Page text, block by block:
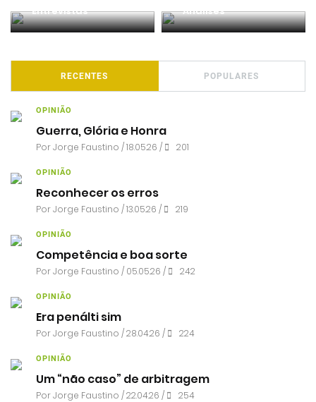
Entrevistas Análises
RECENTES POPULARES
OPINIÃO
Guerra, Glória e Honra
PorJorge Faustino / 18.05.26 / 201
OPINIÃO
Reconhecer os erros
PorJorge Faustino / 13.05.26 / 219
OPINIÃO
Competência e boa sorte
PorJorge Faustino / 05.05.26 / 242
OPINIÃO
Era penálti sim
PorJorge Faustino / 28.04.26 / 224
OPINIÃO
Um “não caso” de arbitragem
PorJorge Faustino / 22.04.26 / 254